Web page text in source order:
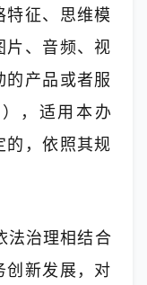
特征、思维模
片、音频、视
的产品或者服
，适用本办
的，依照其规
法治理相结合
创新发展，对